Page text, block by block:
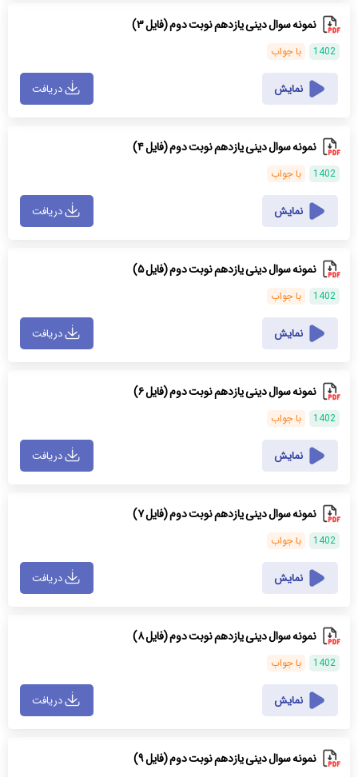
نمونه سوال دینی یازدهم نوبت دوم (فایل ۳)
1402 با جواب
نمایش دریافت
نمونه سوال دینی یازدهم نوبت دوم (فایل ۴)
1402 با جواب
نمایش دریافت
نمونه سوال دینی یازدهم نوبت دوم (فایل ۵)
1402 با جواب
نمایش دریافت
نمونه سوال دینی یازدهم نوبت دوم (فایل ۶)
1402 با جواب
نمایش دریافت
نمونه سوال دینی یازدهم نوبت دوم (فایل ۷)
1402 با جواب
نمایش دریافت
نمونه سوال دینی یازدهم نوبت دوم (فایل ۸)
1402 با جواب
نمایش دریافت
نمونه سوال دینی یازدهم نوبت دوم (فایل ۹)